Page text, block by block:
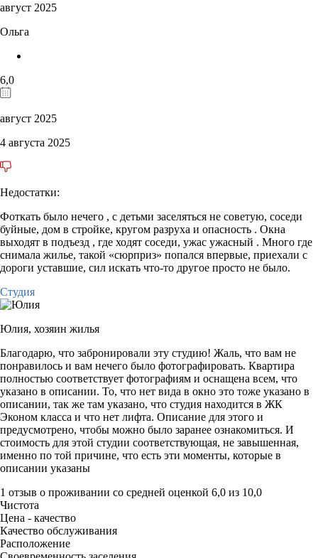
август 2025
Ольга
6,0
август 2025
4 августа 2025
Недостатки:
Фоткать было нечего , с детьми заселяться не советую, соседи
буйные, дом в стройке, кругом разруха и опасность . Окна
выходят в подъезд , где ходят соседи, ужас ужасный . Много где
снимала жилье, такой «сюрприз» попался впервые, приехали с
дороги уставшие, сил искать что-то другое просто не было.
Студия
Юлия, хозяин жилья
Благодарю, что забронировали эту студию! Жаль, что вам не
понравилось и вам нечего было фотографировать. Квартира
полностью соответствует фотографиям и оснащена всем, что
указано в описании. То, что нет вида в окно это тоже указано в
описании, так же там указано, что студия находится в ЖК
Эконом класса и что нет лифта. Описание для этого и
предусмотрено, чтобы можно было заранее ознакомиться. И
стоимость для этой студии соответствующая, не завышенная,
именно по той причине, что есть эти моменты, которые в
описании указаны
1 отзыв о проживании со средней оценкой 6,0 из 10,0
Чистота
Цена - качество
Качество обслуживания
Расположение